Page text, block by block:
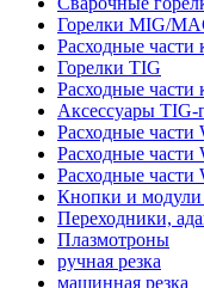
Горелки MIG/
Расходные
Горелки TIG
Расходные части
Аксессуары TIG-
Расходные части
Расходные части
Расходные части
Кнопки и модули
Переходники,
Плазмотроны
ручная резка
машинная резка